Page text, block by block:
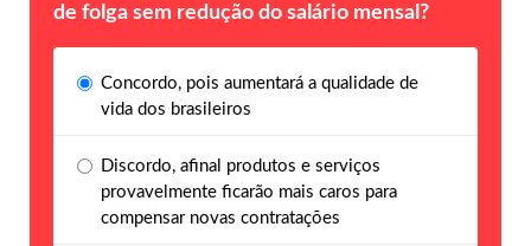
de folga sem redução do salário mensal?
Concordo, pois aumentará a qualidade de
vida dos brasileiros
Discordo, afinal produtos e serviços
provavelmente ficarão mais caros para
compensar novas contratações